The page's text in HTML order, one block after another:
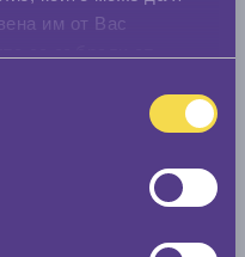
им от Вас